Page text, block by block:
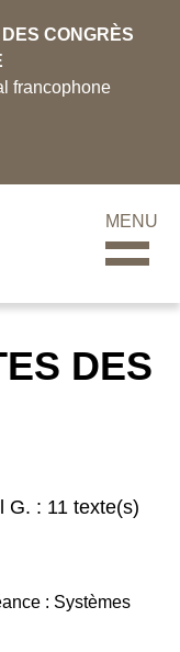
CONGRÈS
francophone
MENU
DES
G. : 11 texte(s)
: Systèmes